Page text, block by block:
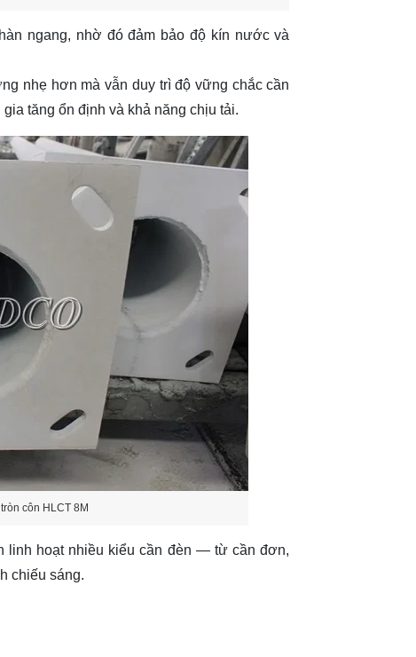
ngang, nhờ đó đảm bảo độ kín nước và
nhẹ hơn mà vẫn duy trì độ vững chắc cần
tăng ổn định và khả năng chịu tải.
côn HLCT 8M
linh hoạt nhiều kiểu cần đèn — từ cần đơn,
chiếu sáng.